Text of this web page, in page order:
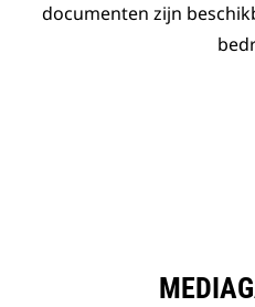
documenten zijn